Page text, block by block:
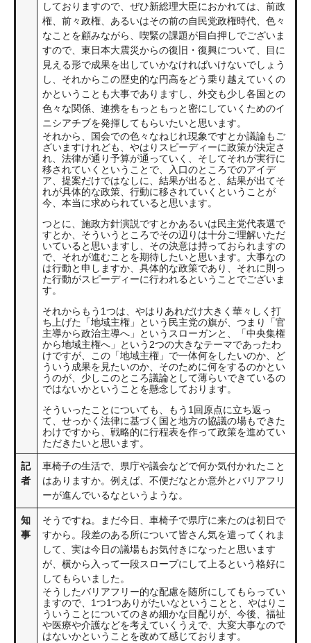
しておりますので、ぜひ新総理大臣におかれては、前政
権、前々政権、あるいはその前の自民党政権時代、色々
なことを顧みながら、喫緊の課題が目白押しでございま
すので、東日本大震災からの復旧・復興について、目に
見える形で成果を出していかなければいけないでしょう
し、それからこの歴史的な円高をどう乗り越えていくの
かということも大事でありますし、外交も少し各国との
色々な関係、連携をもっともっと密にしていくためのイ
ニシアチブを発揮してもらいたいと思います。
それから、国会での色々なねじれ現象ですとか議論もご
ざいますけれども、やはりスピーディーに政策が決定さ
れ、法律が通り予算が通っていく、そしてそれが実行に
移されていくということで、入口のところでのアイデ
ア、提案だけではなしに、結果が出ると、結果が出てそ
れが具体的な政策、行動に移されていくということが
今、本当に求められていると思います。
つとに、施政方針演説ですとかあるいは民主党代表選で
すとか、そういうところでその辺りは十分ご理解いただ
いていると思いますし、その決意は持っておられますの
で、それが進むことを期待したいと思います。大事なの
は行動と申しますか、具体的な政策であり、それに則っ
た行動がスピーディーに行われるということでございま
す。
それからもう1つは、やはりあれだけ大きく華々しく打
ち上げた「地域主権」という民主党の旗が、つまり「官
主導から政治主導へ」というスローガンと、「中央集権
から地域主権へ」という2つの大きなテーマであったわ
けですが、この「地域主権」で一体何をしたいのか、ど
ういう成果を見たいのか、そのために何をするのかとい
うのが、少しこのところ議論として薄らいできているの
ではないかということを懸念しております。
そういったことについても、もう1回原点に立ち返っ
て、せっかく法律に基づく国と地方の協議の場もできた
わけですから、戦略的に行程表を作って政策を進めてい
ただきたいと思います。
記
者
車椅子の生活で、県庁や議会などで何か気付かれたこと
はありますか。例えば、不便だなとか意外とバリアフリ
ーが進んでいるなというような。
知
事
そうですね。まだ今日、車椅子で県庁に来たのは初日で
すから。段差のある所について皆さん気を遣ってくれま
して、実は今日の議場もお気付きになったと思います
が、横から入って一段スロープにして上るという格好に
してもらいました。
そうしたバリアフリー的な配慮を随所にしてもらってい
ますので、1つ1つありがたいなということと、やはりこ
ういうことについてのきめ細かな目配りが、今後、福祉
や医療や介護などを考えていくうえで、大変大事なので
はないかということを改めて感じております。